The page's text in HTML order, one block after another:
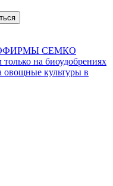
СЕМКО
на биоудобрениях
овощные культуры в